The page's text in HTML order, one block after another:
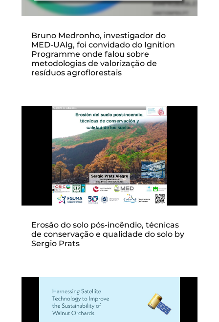
Bruno Medronho, investigador do
MED-UAlg, foi convidado do Ignition
Programme onde falou sobre
metodologias de valorização de
resíduos agroflorestais
Erosão do solo pós-incêndio, técnicas
de conservação e qualidade do solo by
Sergio Prats